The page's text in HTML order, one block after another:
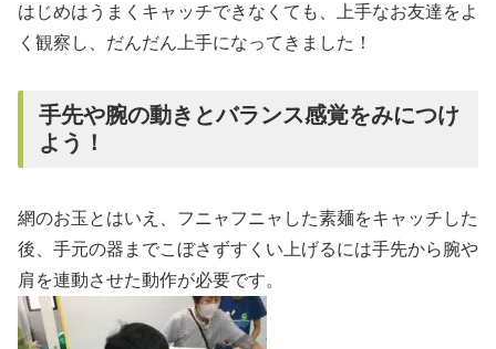
はじめはうまくキャッチできなくても、上手なお友達をよ
く観察し、だんだん上手になってきました！
手先や腕の動きとバランス感覚をみにつけ
よう！
網のお玉とはいえ、フニャフニャした素麺をキャッチした
後、手元の器までこぼさずすくい上げるには手先から腕や
肩を連動させた動作が必要です。